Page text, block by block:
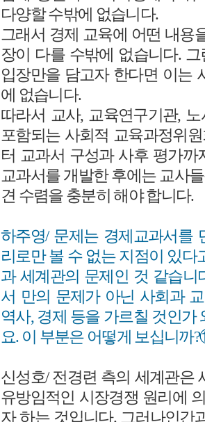
다양할 수밖에 없습니다.
그래서 경제 교육에 어떤 내용
장이 다를 수밖에 없습니다.
입장만을 담고자 한다면 이는
에 없습니다.
따라서 교사, 교육연구기관,
포함되는 사회적 교육과정위
터 교과서 구성과 사후 평가까
교과서를 개발한 후에는 교사
견 수렴을 충분히 해야 합니다.
하주영/ 문제는 경제교과서를
리로만 볼 수 없는 지점이 있다
과 세계관의 문제인 것 같습니
서 만의 문제가 아닌 사회과
역사, 경제 등을 가르칠 것인가
요. 이 부분은 어떻게 보십니까
신성호/ 전경련 측의 세계관은
유방임적인 시장경쟁 원리에
자 하는 것입니다. 그러나인간